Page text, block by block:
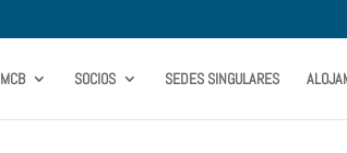
MCB SOCIOS SEDES SINGULARES